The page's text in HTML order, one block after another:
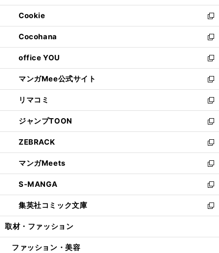
開
く
ウ
で
開
く
ン
ド
ウ
で
開
く
ウ
ィ
ン
ド
ウ
で
開
く
Cookie
新
し
い
ウ
ィ
ン
ド
ウ
で
開
く
Cocohana
新
し
い
ウ
ィ
ン
ド
ウ
で
開
く
office YOU
新
し
い
ウ
ィ
ン
ド
ウ
で
開
く
マンガMee公式サイト
新
し
い
ウ
ィ
ン
ド
ウ
で
開
く
リマコミ
新
し
い
ウ
ィ
ン
ド
ウ
で
開
く
ジャンプTOON
新
し
い
ウ
ィ
ン
ド
ウ
で
開
ZEBRACK
新
し
い
ウ
ィ
ン
ド
ウ
開
マンガMeets
新
し
い
ウ
ィ
ン
ウ
S-MANGA
新
し
い
ウ
ン
集英社コミック文庫
新
し
ウ
取材・ファッション
ファッション・美容